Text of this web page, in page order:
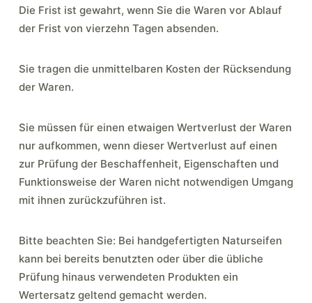
Die Frist ist gewahrt, wenn Sie die Waren vor Ablauf
der Frist von vierzehn Tagen absenden.
Sie tragen die unmittelbaren Kosten der Rücksendung
der Waren.
Sie müssen für einen etwaigen Wertverlust der Waren
nur aufkommen, wenn dieser Wertverlust auf einen
zur Prüfung der Beschaffenheit, Eigenschaften und
Funktionsweise der Waren nicht notwendigen Umgang
mit ihnen zurückzuführen ist.
Bitte beachten Sie: Bei handgefertigten Naturseifen
kann bei bereits benutzten oder über die übliche
Prüfung hinaus verwendeten Produkten ein
Wertersatz geltend gemacht werden.